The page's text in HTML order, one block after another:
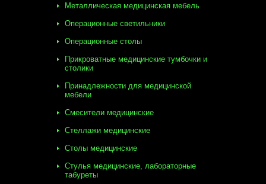
Металлическая медицинская мебель
Операционные светильники
Операционные столы
Прикроватные медицинские тумбочки и
столики
Принадлежности для медицинской
мебели
Смесители медицинские
Стеллажи медицинские
Столы медицинские
Стулья медицинские, лабораторные
табуреты